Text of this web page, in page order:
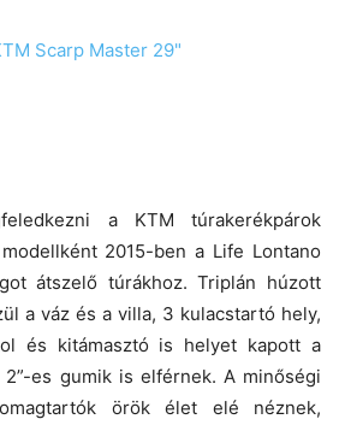
a KTM túrakerékpárok
2015-ben a Life Lontano
átszelő túrákhoz. Triplán húzott
a váz és a villa, 3 kulacstartó hely,
és kitámasztó is helyet kapott a
2”-es gumik is elférnek. A minőségi
örök élet elé néznek,